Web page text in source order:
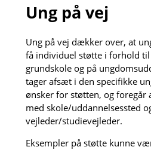
Ung på vej
Ung på vej dækker over, at
få individuel støtte i forhold til
grundskole og på
tager afsæt i den specifikke
ønsker for støtten, og foregår
med skole/uddannelsessted
vejleder/studievejleder.
Eksempler på støtte kunne